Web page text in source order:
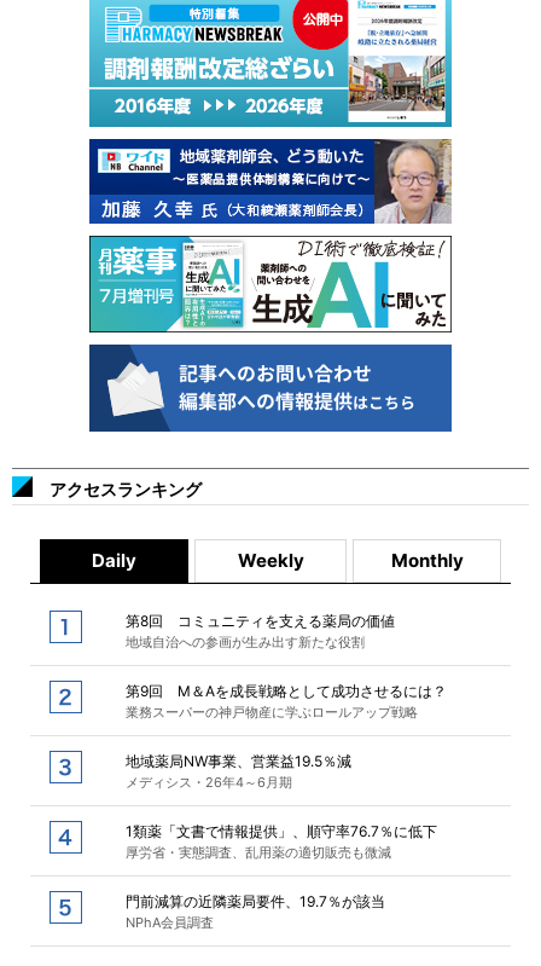
アクセスランキング
Daily Weekly Monthly
第8回 コミュニティを支える薬局の価値
地域自治への参画が生み出す新たな役割
第9回 M＆Aを成長戦略として成功させるには？
業務スーパーの神戸物産に学ぶロールアップ戦略
地域薬局NW事業、営業益19.5％減
メディシス・26年4～6月期
1類薬「文書で情報提供」、順守率76.7％に低下
厚労省・実態調査、乱用薬の適切販売も微減
門前減算の近隣薬局要件、19.7％が該当
NPhA会員調査